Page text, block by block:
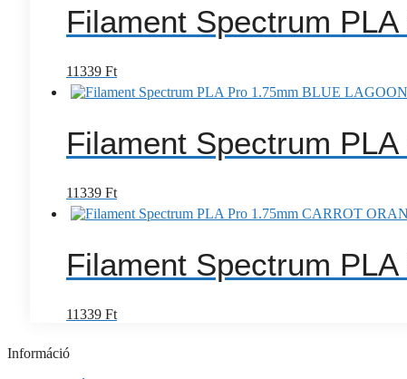
Filament Spectrum
11339 Ft
Filament Spectrum
11339 Ft
Filament Spectrum
11339 Ft
Információ